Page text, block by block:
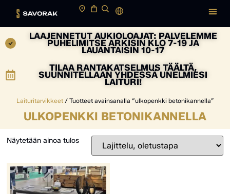
LAAJENNETUT AUKIOLOAJAT: PALVELEMME
PUHELIMITSE ARKISIN KLO 7-19 JA
LAUANTAISIN 10-17
TILAA RANTAKATSELMUS TÄÄLTÄ,
SUUNNITELLAAN YHDESSÄ UNELMIESI
LAITURI!
Laituritarvikkeet/ Tuotteet avainsanalla “ulkopenkki betonikannella”
ULKOPENKKI BETONIKANNELLA
Näytetään ainoa tulos